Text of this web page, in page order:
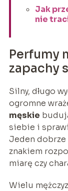
Jak
nie
Perfumy
zapachy
Silny, długo
ogromne
męskie
siebie i
Jeden
znakiem
miarę czy
Wielu